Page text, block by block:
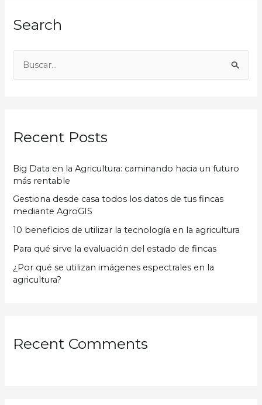
Search
a
p
o
r
Recent Posts
Big Data en la Agricultura: caminando hacia un futuro
más rentable
Gestiona desde casa todos los datos de tus fincas
mediante AgroGIS
10 beneficios de utilizar la tecnología en la agricultura
Para qué sirve la evaluación del estado de fincas
¿Por qué se utilizan imágenes espectrales en la
agricultura?
Recent Comments